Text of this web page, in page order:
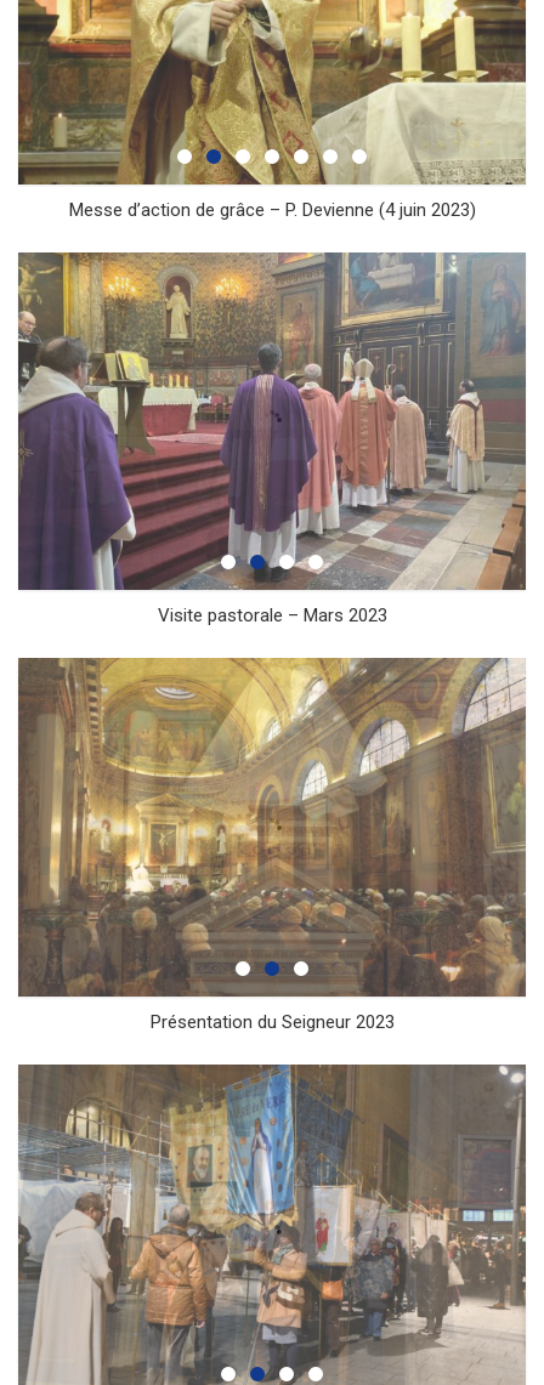
Messe d’action de grâce – P. Devienne (4 juin 2023)
Visite pastorale – Mars 2023
Présentation du Seigneur 2023